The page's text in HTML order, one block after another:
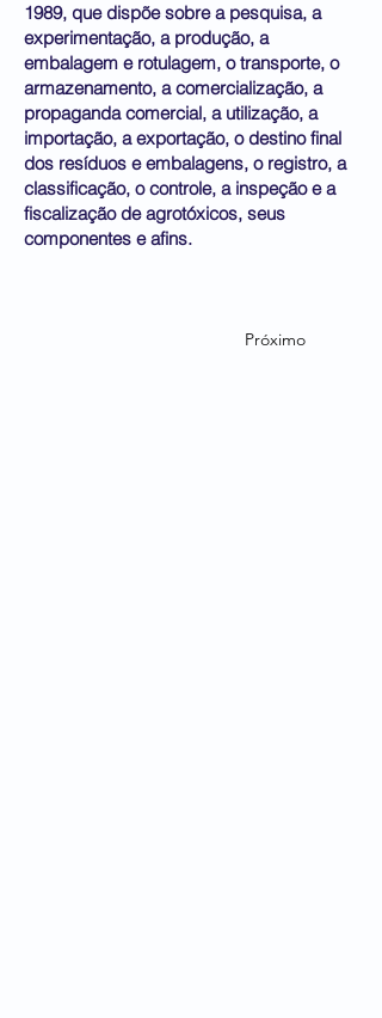
1989, que dispõe sobre a pesquisa, a
experimentação, a produção, a
embalagem e rotulagem, o transporte, o
armazenamento, a comercialização, a
propaganda comercial, a utilização, a
importação, a exportação, o destino final
dos resíduos e embalagens, o registro, a
classificação, o controle, a inspeção e a
fiscalização de agrotóxicos, seus
componentes e afins.
Próximo